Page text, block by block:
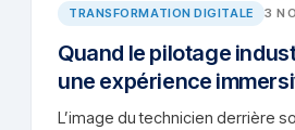
TRANSFORMATION DIGITALE 3
Quand le pilotage
une expérience
L’image du technicien derrière